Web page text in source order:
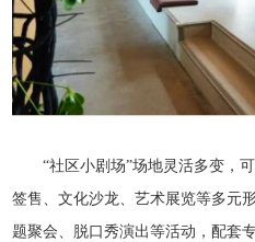
“社区小剧场”场地灵活多变，
签售、文化沙龙、艺术展览等多元
题聚会、脱口秀演出等活动，配套